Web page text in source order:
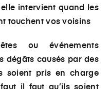
intervient quand les
touchent vos voisins
ou événements
dégâts causés par des
soient pris en charge
il faut qu’ils soient